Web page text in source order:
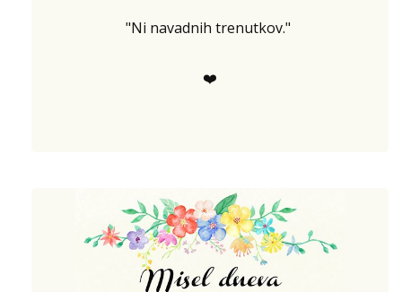
"Ni navadnih trenutkov."
❤️